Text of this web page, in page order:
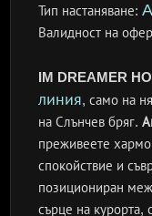
Тип настаняване:
Валидност на
IM DREAMER
линия, само на
на Слънчев бряг.
преживеете
спокойствие и
позициониран
сърце на курорта,